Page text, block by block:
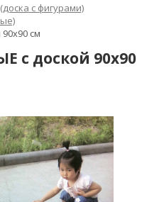
с фигурами)
см
с доской 90x90